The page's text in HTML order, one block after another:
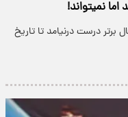
نمیتواند!
درست درنیامد تا تاریخ